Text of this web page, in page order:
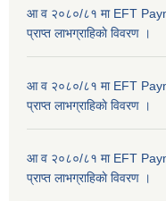
आ व २०८०/८१ मा EFT
प्राप्त लाभग्राहिकाे विवरण ।
आ व २०८०/८१ मा EFT
प्राप्त लाभग्राहिकाे विवरण ।
आ व २०८०/८१ मा EFT
प्राप्त लाभग्राहिकाे विवरण ।